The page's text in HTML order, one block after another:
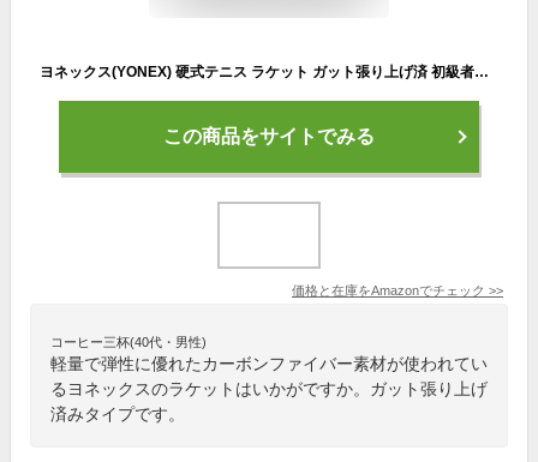
ヨネックス(YONEX) 硬式テニス ラケット ガット張り上げ済 初級者～上級者向け Eゾーン 26 ブラストブルー G0 08EZ26G
この商品をサイトでみる
価格と在庫をAmazonでチェック >>
コーヒー三杯(40代・男性)
軽量で弾性に優れたカーボンファイバー素材が使われてい
るヨネックスのラケットはいかがですか。ガット張り上げ
済みタイプです。